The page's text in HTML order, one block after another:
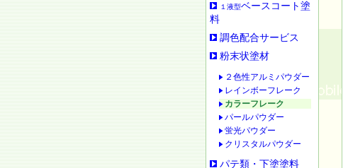
１液型ベースコート塗
料
調色配合サービス
粉末状塗材
２色性アルミパウダー
レインボーフレーク
カラーフレーク
パールパウダー
蛍光パウダー
クリスタルパウダー
パテ類・下塗塗料